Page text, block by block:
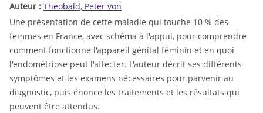
Auteur : Theobald, Peter von
Une présentation de cette maladie qui touche 10 % des
femmes en France, avec schéma à l'appui, pour comprendre
comment fonctionne l'appareil génital féminin et en quoi
l'endométriose peut l'affecter. L'auteur décrit ses différents
symptômes et les examens nécessaires pour parvenir au
diagnostic, puis énonce les traitements et les résultats qui
peuvent être attendus.